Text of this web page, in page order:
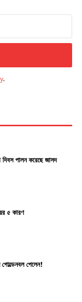
.
দিবস পালন করেছে জাসদ
৫ কারণ
পেলেন!